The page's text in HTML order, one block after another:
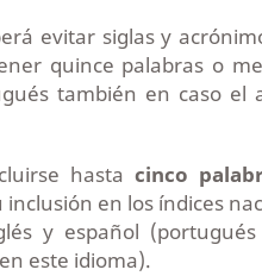
evitar siglas y
quince palabras o
también en caso
hastacinco
en los índices
y español
este idioma).